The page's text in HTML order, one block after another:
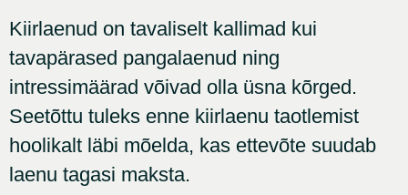
Kiirlaenud on tavaliselt kallimad kui
tavapärased pangalaenud ning
intressimäärad võivad olla üsna kõrged.
Seetõttu tuleks enne kiirlaenu taotlemist
hoolikalt läbi mõelda, kas ettevõte suudab
laenu tagasi maksta.